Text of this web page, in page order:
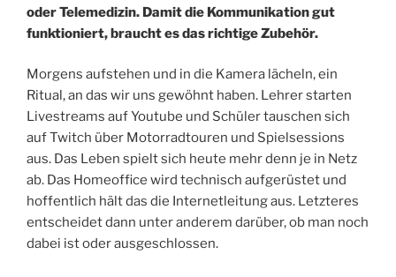
oder Telemedizin. Damit die Kommunikation gut
funktioniert, braucht es das richtige Zubehör.
Morgens aufstehen und in die Kamera lächeln, ein
Ritual, an das wir uns gewöhnt haben. Lehrer starten
Livestreams auf Youtube und Schüler tauschen sich
auf Twitch über Motorradtouren und Spielsessions
aus. Das Leben spielt sich heute mehr denn je in Netz
ab. Das Homeoffice wird technisch aufgerüstet und
hoffentlich hält das die Internetleitung aus. Letzteres
entscheidet dann unter anderem darüber, ob man noch
dabei ist oder ausgeschlossen.